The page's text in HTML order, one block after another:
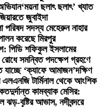
‘ময়না ছলাৎ ছলাৎ’ খ্যাত
জুবাইদা
পরিষদ সদস্য মেহেরুন নাহার
করেছে মিরপুর
পিডি শফিকুল ইসলামের
সমন্বিত পদক্ষেপ গ্রহণে
যাচ্ছে ‘ক্যাফে আমাজন’দক্ষিণ
এলএনজি টার্মিনাল থেকে আংশিক
কতদুর্দান্ত কামব্যাক মেসির:
ঝড়-বৃষ্টির আভাস, নদীবন্দরে